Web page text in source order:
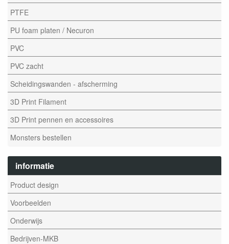
PTFE
PU foam platen / Necuron
PVC
PVC zacht
Scheidingswanden - afscherming
3D Print Filament
3D Print pennen en accessoires
Monsters bestellen
informatie
Product design
Voorbeelden
Onderwijs
Bedrijven-MKB